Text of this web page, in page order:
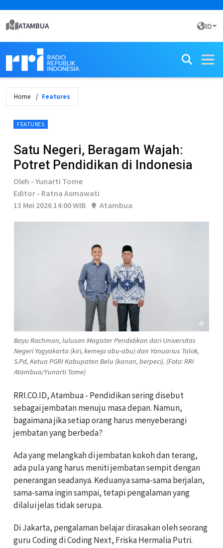
ATAMBUA ID
Home Features
FEATURES
Satu Negeri, Beragam Wajah:
Potret Pendidikan di Indonesia
Oleh - Yunarti Tome
Editor - Ratna Asmawati
13 Mei 2026 14:00 WIB
Atambua
Bayu Rachman, lulusan Magister Pendidikan dari Universitas
Negeri Yogyakarta (kiri, kemeja abu-abu) dan Yanuarius Talok,
S.Pd, Ketua PGRI Kabupaten Belu (kanan, berpeci). (Foto: RRI
Atambua/Yunarti Tome)
RRI.CO.ID, Atambua - Pendidikan sering disebut
sebagai jembatan menuju masa depan. Namun,
bagaimana jika setiap orang harus menyeberangi
jembatan yang berbeda?
Ada yang melangkah di jembatan kokoh dan terang,
ada pula yang harus meniti jembatan sempit dengan
penerangan seadanya. Keduanya sama-sama berjalan,
sama-sama ingin sampai, tetapi pengalaman yang
dilalui jelas tidak serupa.
Di Jakarta, pengalaman belajar dirasakan oleh seorang
guru Coding di Coding Next, Friska Hermalia Putri.